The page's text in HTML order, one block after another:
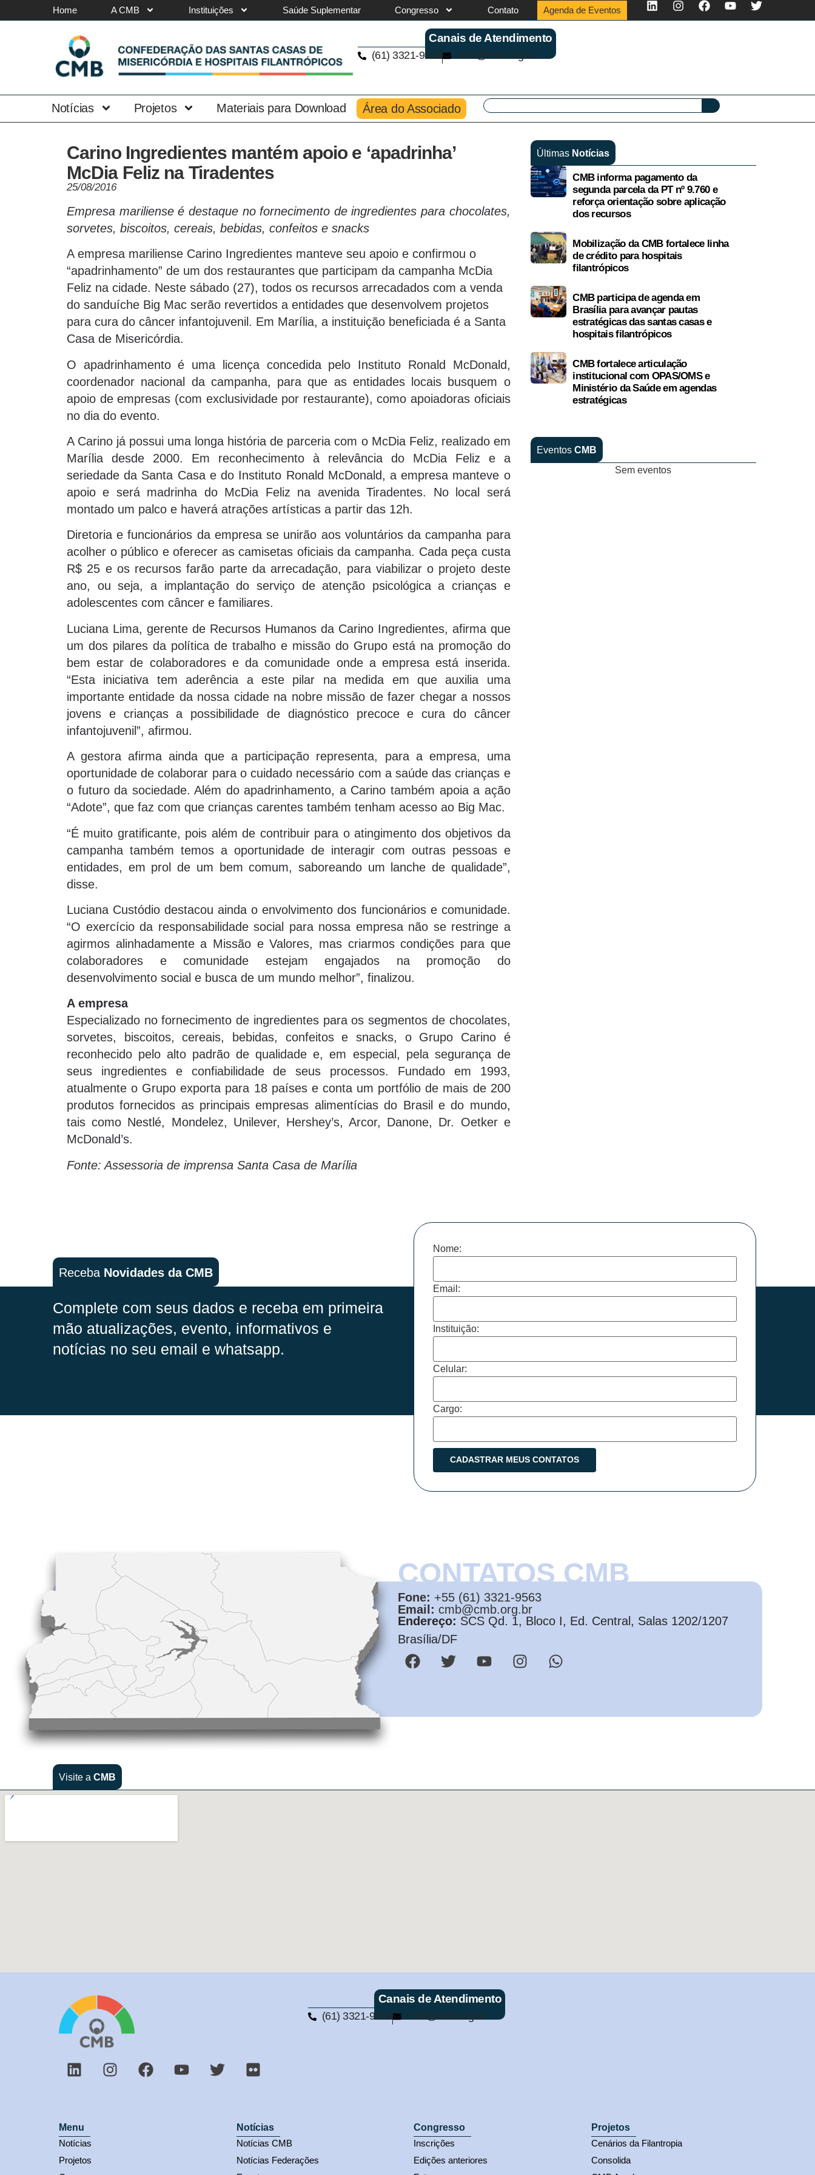
Home A CMB Instituições Saúde Suplementar Congresso Contato Agenda de Eventos
Canais de Atendimento
(61) 3321-9563 cmb@cmb.org.br
Notícias Projetos Materiais para Download Área do Associado
Carino Ingredientes mantém apoio e ‘apadrinha’
McDia Feliz na Tiradentes
25/08/2016
Empresa mariliense é destaque no fornecimento de ingredientes para chocolates,
sorvetes, biscoitos, cereais, bebidas, confeitos e snacks
A empresa mariliense Carino Ingredientes manteve seu apoio e confirmou o
“apadrinhamento” de um dos restaurantes que participam da campanha McDia
Feliz na cidade. Neste sábado (27), todos os recursos arrecadados com a venda
do sanduíche Big Mac serão revertidos a entidades que desenvolvem projetos
para cura do câncer infantojuvenil. Em Marília, a instituição beneficiada é a Santa
Casa de Misericórdia.
O apadrinhamento é uma licença concedida pelo Instituto Ronald McDonald,
coordenador nacional da campanha, para que as entidades locais busquem o
apoio de empresas (com exclusividade por restaurante), como apoiadoras oficiais
no dia do evento.
A Carino já possui uma longa história de parceria com o McDia Feliz, realizado em
Marília desde 2000. Em reconhecimento à relevância do McDia Feliz e a
seriedade da Santa Casa e do Instituto Ronald McDonald, a empresa manteve o
apoio e será madrinha do McDia Feliz na avenida Tiradentes. No local será
montado um palco e haverá atrações artísticas a partir das 12h.
Diretoria e funcionários da empresa se unirão aos voluntários da campanha para
acolher o público e oferecer as camisetas oficiais da campanha. Cada peça custa
R$ 25 e os recursos farão parte da arrecadação, para viabilizar o projeto deste
ano, ou seja, a implantação do serviço de atenção psicológica a crianças e
adolescentes com câncer e familiares.
Luciana Lima, gerente de Recursos Humanos da Carino Ingredientes, afirma que
um dos pilares da política de trabalho e missão do Grupo está na promoção do
bem estar de colaboradores e da comunidade onde a empresa está inserida.
“Esta iniciativa tem aderência a este pilar na medida em que auxilia uma
importante entidade da nossa cidade na nobre missão de fazer chegar a nossos
jovens e crianças a possibilidade de diagnóstico precoce e cura do câncer
infantojuvenil”, afirmou.
A gestora afirma ainda que a participação representa, para a empresa, uma
oportunidade de colaborar para o cuidado necessário com a saúde das crianças e
o futuro da sociedade. Além do apadrinhamento, a Carino também apoia a ação
“Adote”, que faz com que crianças carentes também tenham acesso ao Big Mac.
“É muito gratificante, pois além de contribuir para o atingimento dos objetivos da
campanha também temos a oportunidade de interagir com outras pessoas e
entidades, em prol de um bem comum, saboreando um lanche de qualidade”,
disse.
Luciana Custódio destacou ainda o envolvimento dos funcionários e comunidade.
“O exercício da responsabilidade social para nossa empresa não se restringe a
agirmos alinhadamente a Missão e Valores, mas criarmos condições para que
colaboradores e comunidade estejam engajados na promoção do
desenvolvimento social e busca de um mundo melhor”, finalizou.
A empresa
Especializado no fornecimento de ingredientes para os segmentos de chocolates,
sorvetes, biscoitos, cereais, bebidas, confeitos e snacks, o Grupo Carino é
reconhecido pelo alto padrão de qualidade e, em especial, pela segurança de
seus ingredientes e confiabilidade de seus processos. Fundado em 1993,
atualmente o Grupo exporta para 18 países e conta um portfólio de mais de 200
produtos fornecidos as principais empresas alimentícias do Brasil e do mundo,
tais como Nestlé, Mondelez, Unilever, Hershey’s, Arcor, Danone, Dr. Oetker e
McDonald’s.
Fonte: Assessoria de imprensa Santa Casa de Marília
Últimas Notícias
CMB informa pagamento da
segunda parcela da PT nº 9.760 e
reforça orientação sobre aplicação
dos recursos
Mobilização da CMB fortalece linha
de crédito para hospitais
filantrópicos
CMB participa de agenda em
Brasília para avançar pautas
estratégicas das santas casas e
hospitais filantrópicos
CMB fortalece articulação
institucional com OPAS/OMS e
Ministério da Saúde em agendas
estratégicas
Eventos CMB
Sem eventos
Receba Novidades da CMB
Complete com seus dados e receba em primeira
mão atualizações, evento, informativos e
notícias no seu email e whatsapp.
Nome:
Email:
Instituição:
Celular:
Cargo:
CONTATOS CMB
Fone: +55 (61) 3321-9563
Email: cmb@cmb.org.br
Endereço: SCS Qd. 1, Bloco I, Ed. Central, Salas 1202/1207
Brasília/DF
Visite a CMB
Canais de Atendimento
(61) 3321-9563 cmb@cmb.org.br
Menu
Notícias
Projetos
Notícias
Notícias CMB
Notícias Federações
Congresso
Inscrições
Edições anteriores
Projetos
Cenários da Filantropia
Consolida